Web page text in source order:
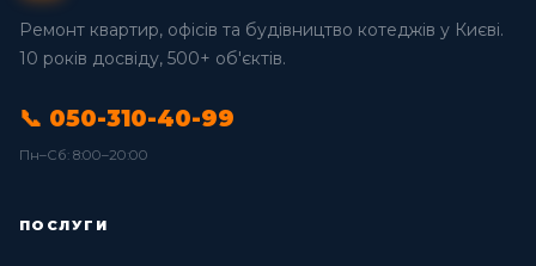
Ремонт квартир, офісів та будівництво котеджів у Києві.
10 років досвіду, 500+ об'єктів.
📞 050-310-40-99
Пн–Сб: 8:00–20:00
ПОСЛУГИ